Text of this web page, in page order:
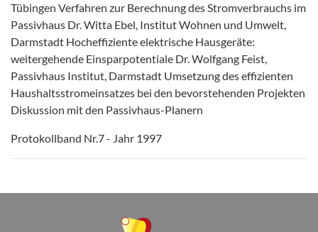
Tübingen Verfahren zur Berechnung des Stromverbrauchs im
Passivhaus Dr. Witta Ebel, Institut Wohnen und Umwelt,
Darmstadt Hocheffiziente elektrische Hausgeräte:
weitergehende Einsparpotentiale Dr. Wolfgang Feist,
Passivhaus Institut, Darmstadt Umsetzung des effizienten
Haushaltsstromeinsatzes bei den bevorstehenden Projekten
Diskussion mit den Passivhaus-Planern
Protokollband Nr.7 - Jahr 1997